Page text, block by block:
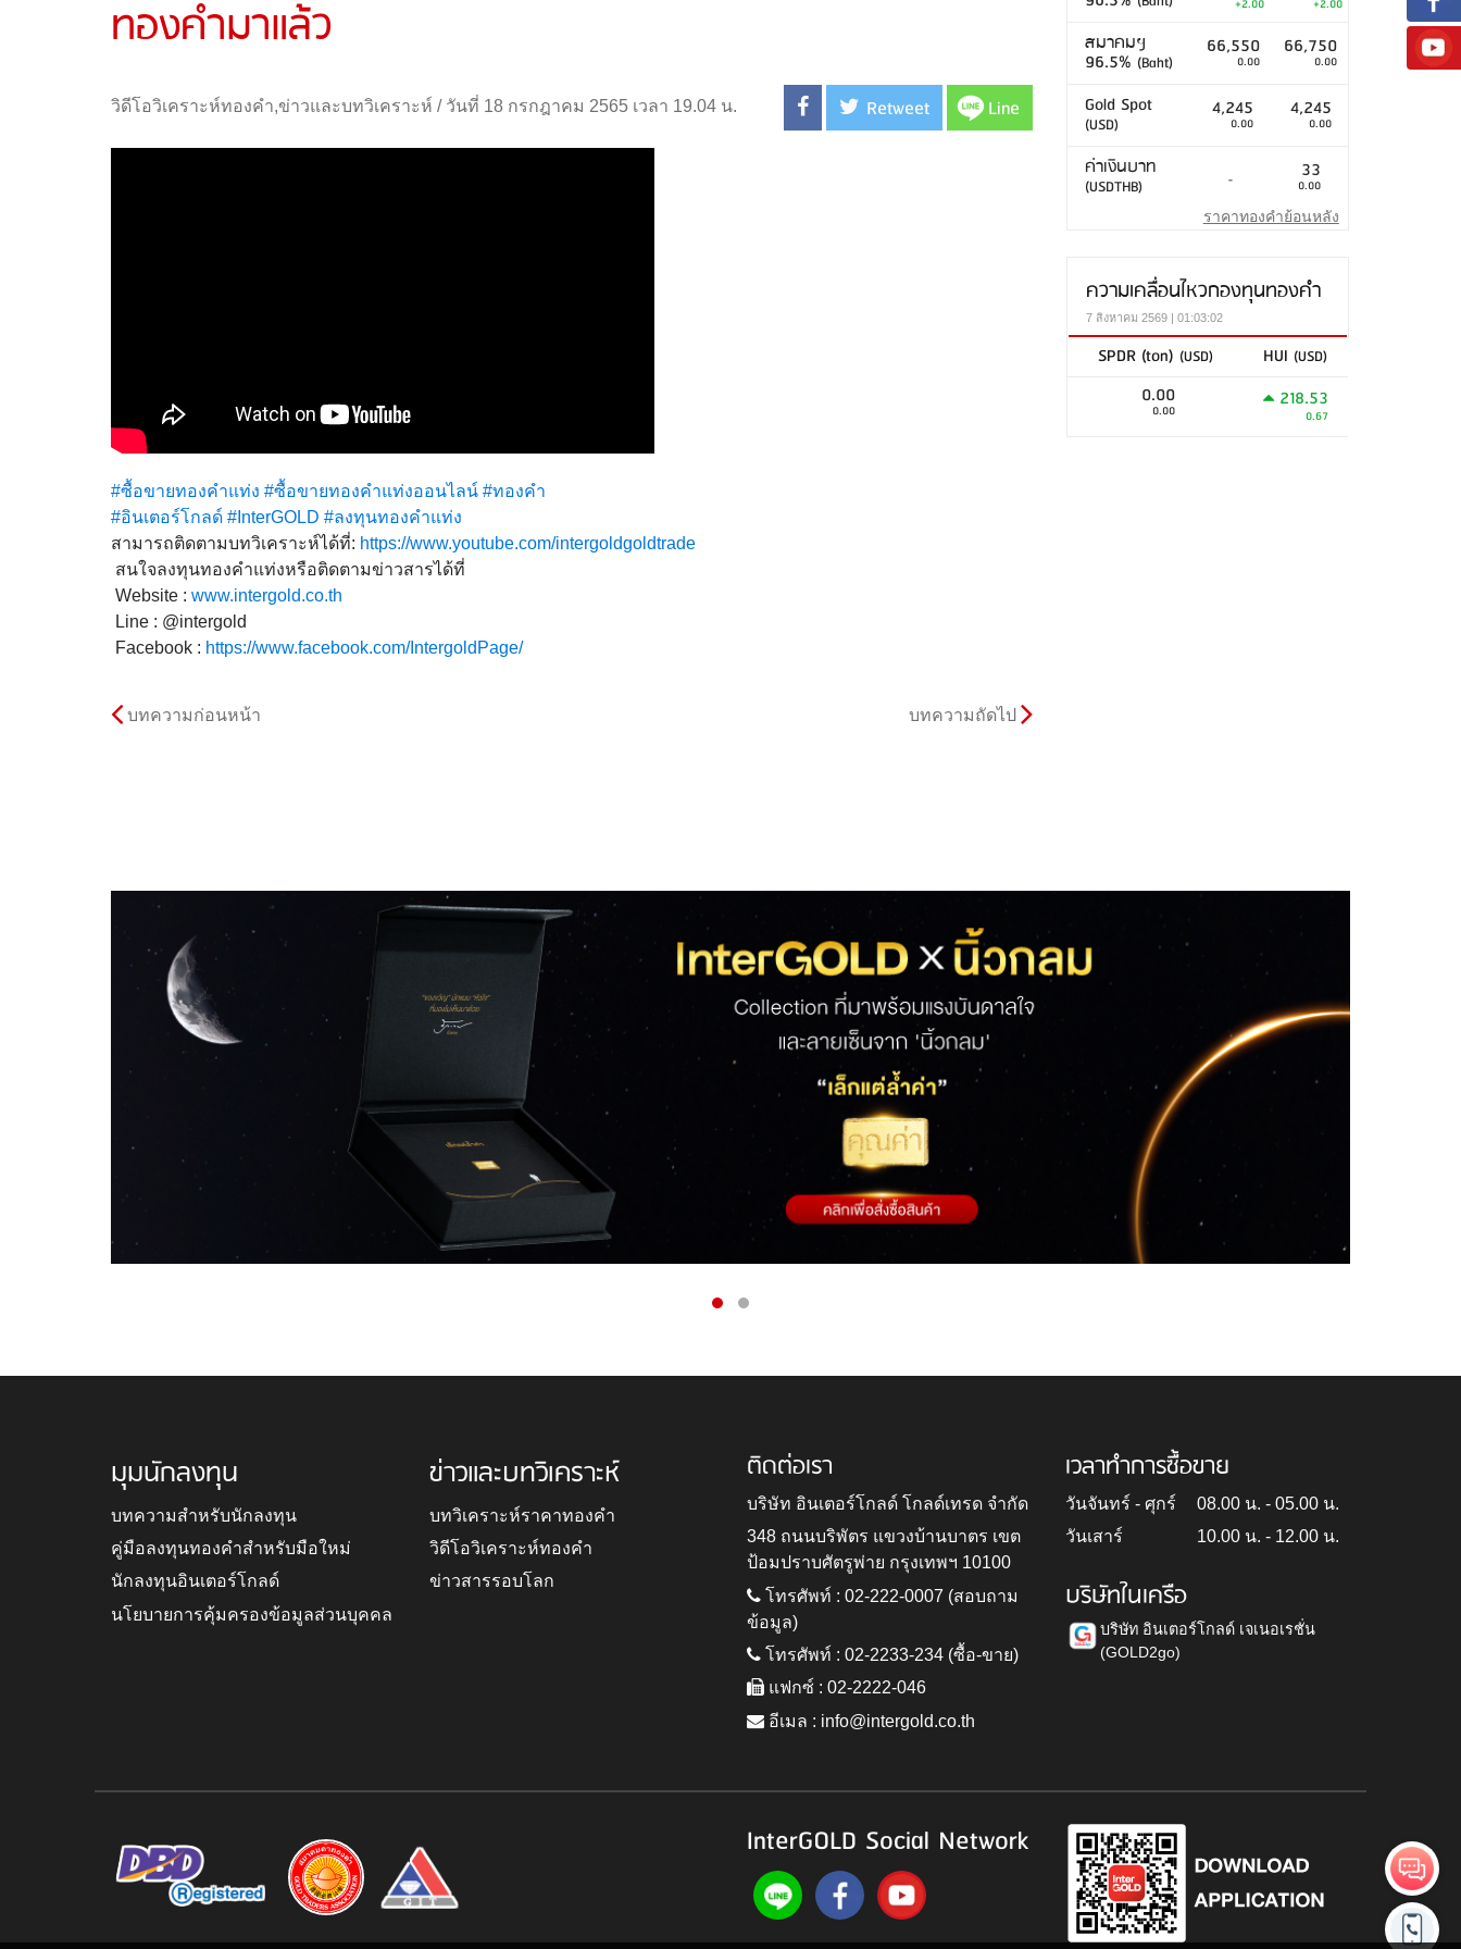
ทองคำมาแล้ว
วิดีโอวิเคราะห์ทองคำ,ข่าวและบทวิเคราะห์ / วันที่ 18 กรกฎาคม 2565 เวลา 19.04 น. Retweet Line
#ซื้อขายทองคำแท่ง #ซื้อขายทองคำแท่งออนไลน์ #ทองคำ
#อินเตอร์โกลด์ #InterGOLD #ลงทุนทองคำแท่ง
สามารถติดตามบทวิเคราะห์ได้ที่: https://www.youtube.com/intergoldgoldtrade
สนใจลงทุนทองคำแท่งหรือติดตามข่าวสารได้ที่
Website : www.intergold.co.th
Line : @intergold
Facebook : https://www.facebook.com/IntergoldPage/
บทความก่อนหน้า บทความถัดไป
+2.00 +2.00
สมาคมฯ
96.5% (Baht)
66,550
0.00
66,750
0.00
Gold Spot
(USD)
4,245
0.00
4,245
0.00
ค่าเงินบาท
(USDTHB) - 33
0.00
ราคาทองคำย้อนหลัง
ความเคลื่อนไหวกองทุนทองคำ
7 สิงหาคม 2569 | 01:03:02
SPDR (ton) (USD) HUI (USD)
0.00
0.00 218.53
0.67
มุมนักลงทุน
บทความสำหรับนักลงทุน
คู่มือลงทุนทองคำสำหรับมือใหม่
นักลงทุนอินเตอร์โกลด์
นโยบายการคุ้มครองข้อมูลส่วนบุคคล
ข่าวและบทวิเคราะห์
บทวิเคราะห์ราคาทองคำ
วิดีโอวิเคราะห์ทองคำ
ข่าวสารรอบโลก
ติดต่อเรา
บริษัท อินเตอร์โกลด์ โกลด์เทรด จำกัด
348 ถนนบริพัตร แขวงบ้านบาตร เขต
ป้อมปราบศัตรูพ่าย กรุงเทพฯ 10100
โทรศัพท์ : 02-222-0007 (สอบถาม
ข้อมูล)
โทรศัพท์ : 02-2233-234 (ซื้อ-ขาย)
แฟกซ์ : 02-2222-046
อีเมล : info@intergold.co.th
เวลาทำการซื้อขาย
วันจันทร์ - ศุกร์
08.00 น. - 05.00 น.
วันเสาร์
10.00 น. - 12.00 น.
บริษัทในเครือ
บริษัท อินเตอร์โกลด์ เจเนอเรชั่น
(GOLD2go)
InterGOLD Social Network